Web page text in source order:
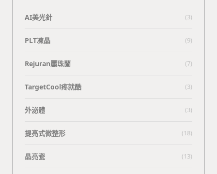
AI美光針 (3)
PLT凍晶 (9)
Rejuran麗珠蘭 (7)
TargetCool疼就酷 (3)
外泌體 (3)
提亮式微整形 (18)
晶亮瓷 (13)